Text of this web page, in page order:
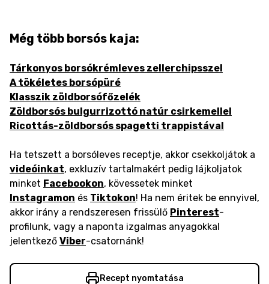
Még több borsós kaja:
Tárkonyos borsókrémleves zellerchipsszel
A tökéletes borsópüré
Klasszik zöldborsófőzelék
Zöldborsós bulgurrizottó natúr csirkemellel
Ricottás-zöldborsós spagetti trappistával
Ha tetszett a borsóleves receptje, akkor csekkoljátok a
videóinkat, exkluzív tartalmakért pedig lájkoljatok
minket Facebookon, kövessetek minket
Instagramon és Tiktokon! Ha nem éritek be ennyivel,
akkor irány a rendszeresen frissülő Pinterest-
profilunk, vagy a naponta izgalmas anyagokkal
jelentkező Viber-csatornánk!
Recept nyomtatása